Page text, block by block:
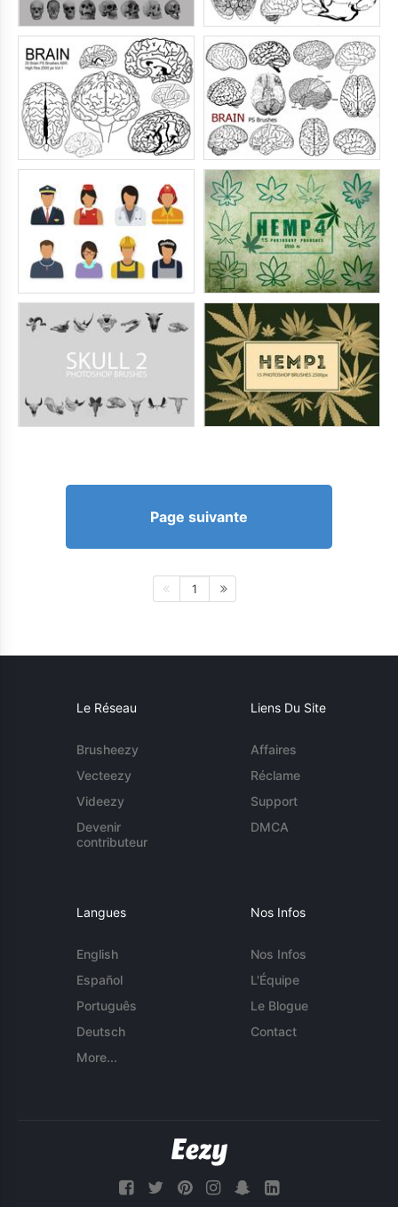
Page suivante
1
Le Réseau
Brusheezy
Vecteezy
Videezy
Devenir
contributeur
Liens Du Site
Affaires
Réclame
Support
DMCA
Langues
English
Español
Português
Deutsch
More...
Nos Infos
Nos Infos
L'Équipe
Le Blogue
Contact